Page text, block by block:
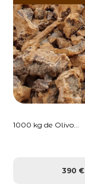
1000 kg de Olivo...
390 €